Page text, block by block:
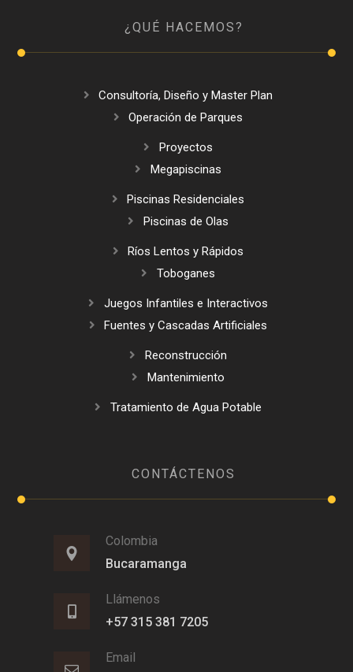
¿QUÉ HACEMOS?
Consultoría, Diseño y Master Plan
Operación de Parques
Proyectos
Megapiscinas
Piscinas Residenciales
Piscinas de Olas
Ríos Lentos y Rápidos
Toboganes
Juegos Infantiles e Interactivos
Fuentes y Cascadas Artificiales
Reconstrucción
Mantenimiento
Tratamiento de Agua Potable
CONTÁCTENOS
Colombia
Bucaramanga
Llámenos
+57 315 381 7205
Email